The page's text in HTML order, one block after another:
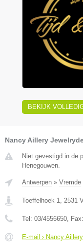
BEKIJK
Nancy Aillery
Niet gevestigd in de
Henegouwen.
Antwerpen » Vremde
Toeffelhoek 1 2531
Tel: 03/4556650 , Fax:
E-mail › Nancy